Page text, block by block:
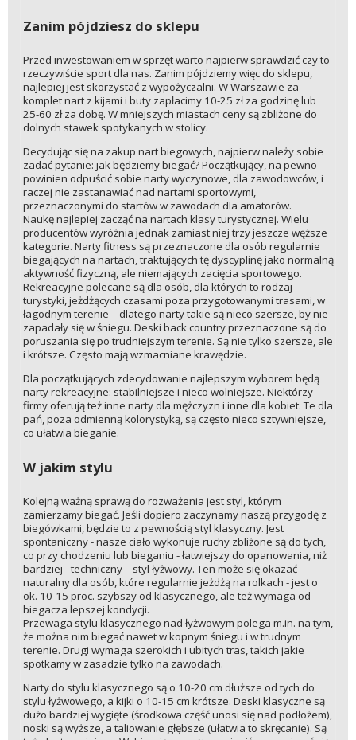
Zanim pójdziesz do sklepu
Przed inwestowaniem w sprzęt warto najpierw sprawdzić czy to
rzeczywiście sport dla nas. Zanim pójdziemy więc do sklepu,
najlepiej jest skorzystać z wypożyczalni. W Warszawie za
komplet nart z kijami i buty zapłacimy 10-25 zł za godzinę lub
25-60 zł za dobę. W mniejszych miastach ceny są zbliżone do
dolnych stawek spotykanych w stolicy.
Decydując się na zakup nart biegowych, najpierw należy sobie
zadać pytanie: jak będziemy biegać? Początkujący, na pewno
powinien odpuścić sobie narty wyczynowe, dla zawodowców, i
raczej nie zastanawiać nad nartami sportowymi,
przeznaczonymi do startów w zawodach dla amatorów.
Naukę najlepiej zacząć na nartach klasy turystycznej. Wielu
producentów wyróżnia jednak zamiast niej trzy jeszcze węższe
kategorie. Narty fitness są przeznaczone dla osób regularnie
biegających na nartach, traktujących tę dyscyplinę jako normalną
aktywność fizyczną, ale niemających zacięcia sportowego.
Rekreacyjne polecane są dla osób, dla których to rodzaj
turystyki, jeżdżących czasami poza przygotowanymi trasami, w
łagodnym terenie – dlatego narty takie są nieco szersze, by nie
zapadały się w śniegu. Deski back country przeznaczone są do
poruszania się po trudniejszym terenie. Są nie tylko szersze, ale
i krótsze. Często mają wzmacniane krawędzie.
Dla początkujących zdecydowanie najlepszym wyborem będą
narty rekreacyjne: stabilniejsze i nieco wolniejsze. Niektórzy
firmy oferują też inne narty dla mężczyzn i inne dla kobiet. Te dla
pań, poza odmienną kolorystyką, są często nieco sztywniejsze,
co ułatwia bieganie.
W jakim stylu
Kolejną ważną sprawą do rozważenia jest styl, którym
zamierzamy biegać. Jeśli dopiero zaczynamy naszą przygodę z
biegówkami, będzie to z pewnością styl klasyczny. Jest
spontaniczny - nasze ciało wykonuje ruchy zbliżone są do tych,
co przy chodzeniu lub bieganiu - łatwiejszy do opanowania, niż
bardziej - techniczny – styl łyżwowy. Ten może się okazać
naturalny dla osób, które regularnie jeżdżą na rolkach - jest o
ok. 10-15 proc. szybszy od klasycznego, ale też wymaga od
biegacza lepszej kondycji.
Przewaga stylu klasycznego nad łyżwowym polega m.in. na tym,
że można nim biegać nawet w kopnym śniegu i w trudnym
terenie. Drugi wymaga szerokich i ubitych tras, takich jakie
spotkamy w zasadzie tylko na zawodach.
Narty do stylu klasycznego są o 10-20 cm dłuższe od tych do
stylu łyżwowego, a kijki o 10-15 cm krótsze. Deski klasyczne są
dużo bardziej wygięte (środkowa część unosi się nad podłożem),
noski są wyższe, a taliowanie głębsze (ułatwia to skręcanie). Są